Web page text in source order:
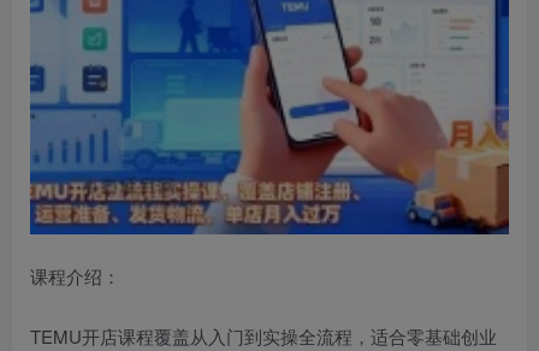
课程介绍：
TEMU开店课程覆盖从入门到实操全流程，适合零基础创业